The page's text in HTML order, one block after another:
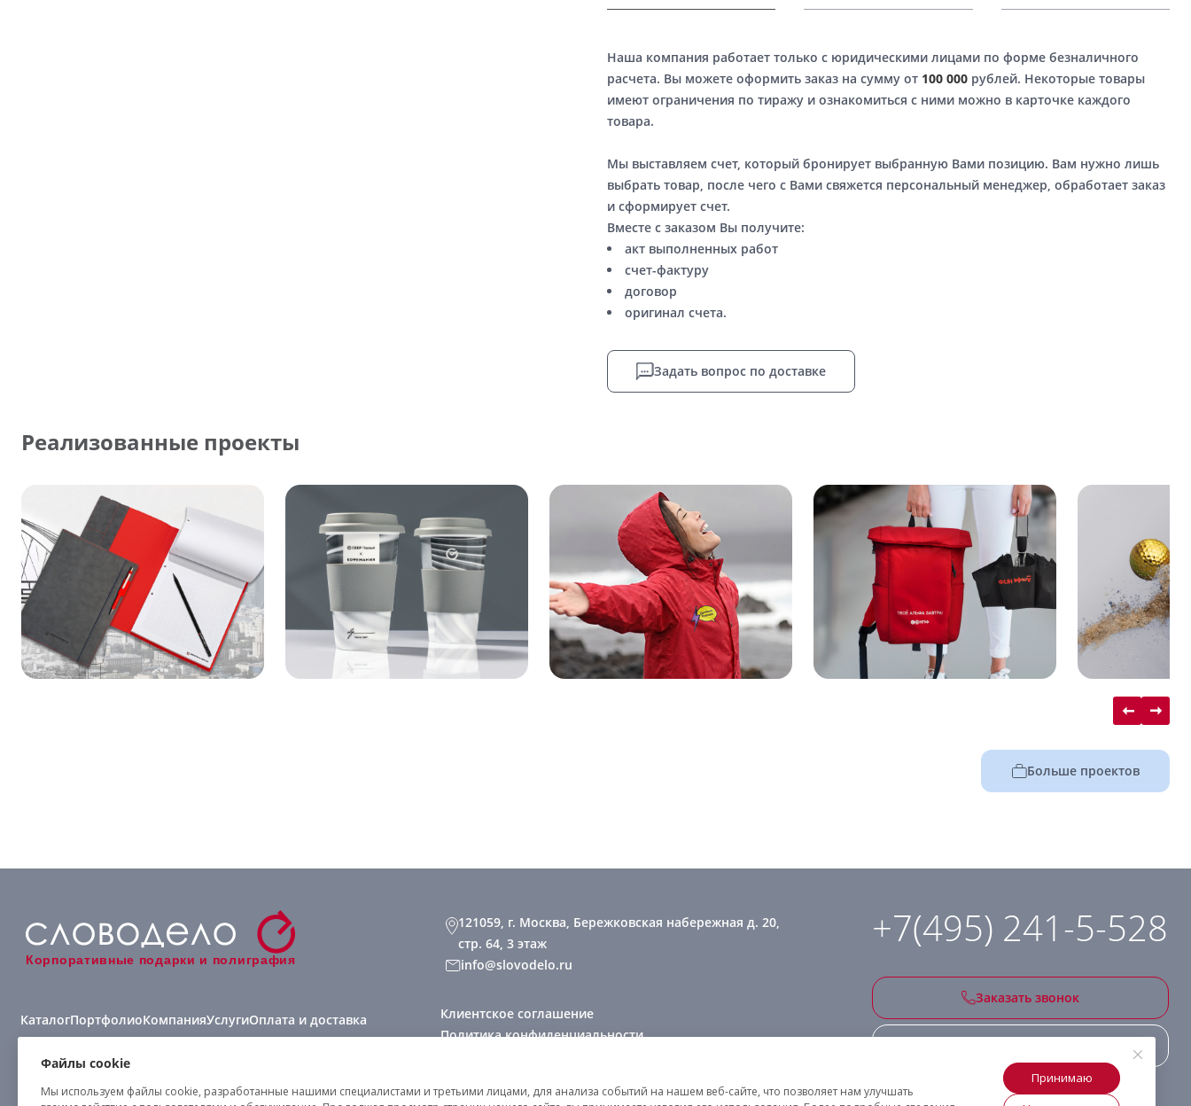
Наша компания работает только с юридическими лицами по форме безналичного
расчета. Вы можете оформить заказ на сумму от 100 000рублей. Некоторые товары
имеют ограничения по тиражу и ознакомиться с ними можно в карточке каждого
товара.
Мы выставляем счет, который бронирует выбранную Вами позицию. Вам нужно лишь
выбрать товар, после чего с Вами свяжется персональный менеджер, обработает заказ
и сформирует счет.
Вместе с заказом Вы получите:
акт выполненных работ
счет-фактуру
договор
оригинал счета.
Задать вопрос по доставке
Реализованные проекты
Больше проектов
Корпоративные подарки и полиграфия
КаталогПортфолиоКомпанияУслугиОплата и доставка
Виды нанесения
121059, г. Москва, Бережковская набережная д. 20,
стр. 64, 3 этаж
info@slovodelo.ru
+7(495) 241-5-528
Заказать звонок
Клиентское соглашение
Политика конфиденциальности
Файлы cookie
Мы используем файлы cookie, разработанные нашими специалистами и третьими лицами, для анализа событий на нашем веб-сайте, что позволяет нам улучшать
Принимаю